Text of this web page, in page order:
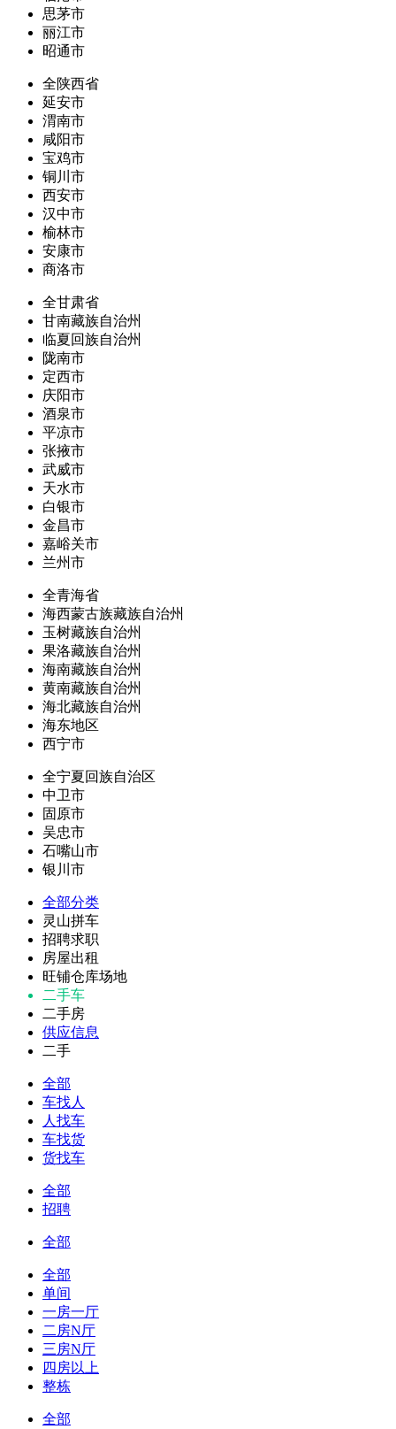
思茅市
丽江市
昭通市
全陕西省
延安市
渭南市
咸阳市
宝鸡市
铜川市
西安市
汉中市
榆林市
安康市
商洛市
全甘肃省
甘南藏族自治州
临夏回族自治州
陇南市
定西市
庆阳市
酒泉市
平凉市
张掖市
武威市
天水市
白银市
金昌市
嘉峪关市
兰州市
全青海省
海西蒙古族藏族自治州
玉树藏族自治州
果洛藏族自治州
海南藏族自治州
黄南藏族自治州
海北藏族自治州
海东地区
西宁市
全宁夏回族自治区
中卫市
固原市
吴忠市
石嘴山市
银川市
全部分类
灵山拼车
招聘求职
房屋出租
旺铺仓库场地
二手车
二手房
供应信息
二手
全部
车找人
人找车
车找货
货找车
全部
招聘
全部
全部
单间
一房一厅
二房N厅
三房N厅
四房以上
整栋
全部